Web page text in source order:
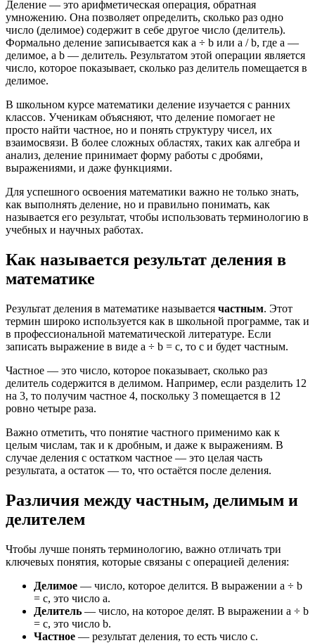
Деление — это арифметическая операция, обратная
умножению. Она позволяет определить, сколько раз одно
число (делимое) содержит в себе другое число (делитель).
Формально деление записывается как a ÷ b или a / b, где a —
делимое, а b — делитель. Результатом этой операции является
число, которое показывает, сколько раз делитель помещается в
делимое.
В школьном курсе математики деление изучается с ранних
классов. Ученикам объясняют, что деление помогает не
просто найти частное, но и понять структуру чисел, их
взаимосвязи. В более сложных областях, таких как алгебра и
анализ, деление принимает форму работы с дробями,
выражениями, и даже функциями.
Для успешного освоения математики важно не только знать,
как выполнять деление, но и правильно понимать, как
называется его результат, чтобы использовать терминологию в
учебных и научных работах.
Как называется результат деления в
математике
Результат деления в математике называется частным. Этот
термин широко используется как в школьной программе, так и
в профессиональной математической литературе. Если
записать выражение в виде a ÷ b = c, то c и будет частным.
Частное — это число, которое показывает, сколько раз
делитель содержится в делимом. Например, если разделить 12
на 3, то получим частное 4, поскольку 3 помещается в 12
ровно четыре раза.
Важно отметить, что понятие частного применимо как к
целым числам, так и к дробным, и даже к выражениям. В
случае деления с остатком частное — это целая часть
результата, а остаток — то, что остаётся после деления.
Различия между частным, делимым и
делителем
Чтобы лучше понять терминологию, важно отличать три
ключевых понятия, которые связаны с операцией деления:
Делимое — число, которое делится. В выражении a ÷ b
= c, это число a.
Делитель — число, на которое делят. В выражении a ÷ b
= c, это число b.
Частное — результат деления, то есть число c.